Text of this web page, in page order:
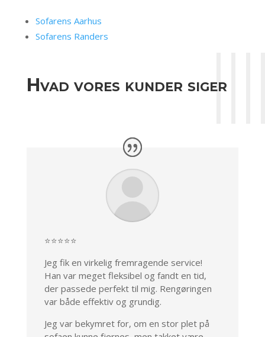
Sofarens Aarhus
Sofarens Randers
Hvad vores kunder siger
⭐⭐⭐⭐⭐
Jeg fik en virkelig fremragende service!
Han var meget fleksibel og fandt en tid,
der passede perfekt til mig. Rengøringen
var både effektiv og grundig.
Jeg var bekymret for, om en stor plet på